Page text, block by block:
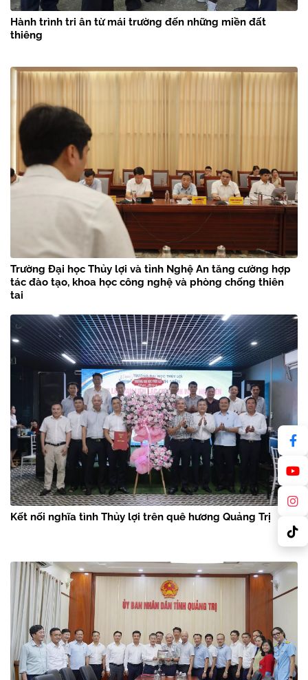
Hành trình tri ân từ mái trường đến những miền đất
thiêng
Trường Đại học Thủy lợi và tỉnh Nghệ An tăng cường hợp
tác đào tạo, khoa học công nghệ và phòng chống thiên
tai
Kết nối nghĩa tình Thủy lợi trên quê hương Quảng Trị